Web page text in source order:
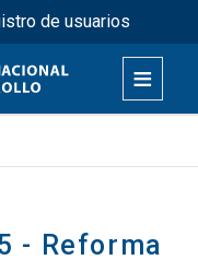
de usuarios
- Reforma